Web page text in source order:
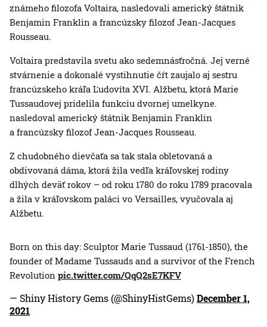
známeho filozofa Voltaira, nasledovali americký štátnik
Benjamin Franklin a francúzsky filozof Jean-Jacques
Rousseau.
Voltaira predstavila svetu ako sedemnásťročná. Jej verné
stvárnenie a dokonalé vystihnutie čŕt zaujalo aj sestru
francúzskeho kráľa Ľudovíta XVI. Alžbetu, ktorá Marie
Tussaudovej pridelila funkciu dvornej umelkyne.
nasledoval americký štátnik Benjamin Franklin
a francúzsky filozof Jean-Jacques Rousseau.
Z chudobného dievčaťa sa tak stala obletovaná a
obdivovaná dáma, ktorá žila vedľa kráľovskej rodiny
dlhých deväť rokov – od roku 1780 do roku 1789 pracovala
a žila v kráľovskom paláci vo Versailles, vyučovala aj
Alžbetu.
Born on this day: Sculptor Marie Tussaud (1761-1850), the
founder of Madame Tussauds and a survivor of the French
Revolution pic.twitter.com/QqQ2sE7KFV
— Shiny History Gems (@ShinyHistGems)December 1,
2021